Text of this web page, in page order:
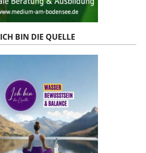
ICH BIN DIE QUELLE